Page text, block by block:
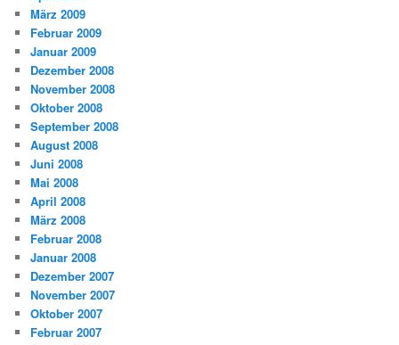
März 2009
Februar 2009
Januar 2009
Dezember 2008
November 2008
Oktober 2008
September 2008
August 2008
Juni 2008
Mai 2008
April 2008
März 2008
Februar 2008
Januar 2008
Dezember 2007
November 2007
Oktober 2007
Februar 2007